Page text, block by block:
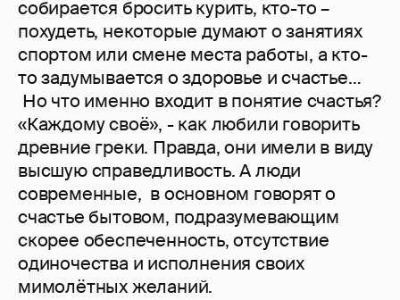
собирается бросить курить, кто-то –
похудеть, некоторые думают о занятиях
спортом или смене места работы, а кто-
то задумывается о здоровье и счастье…
Но что именно входит в понятие счастья?
«Каждому своё», - как любили говорить
древние греки. Правда, они имели в виду
высшую справедливость. А люди
современные, в основном говорят о
счастье бытовом, подразумевающим
скорее обеспеченность, отсутствие
одиночества и исполнения своих
мимолётных желаний.